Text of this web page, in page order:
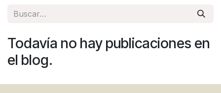
Todavía no hay publicaciones en
el blog.